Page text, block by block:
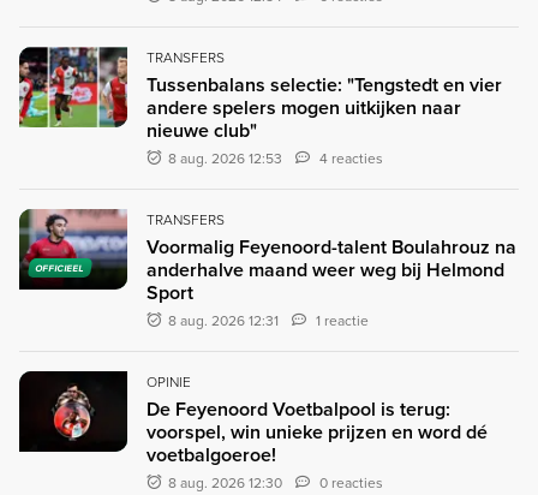
TRANSFERS
Tussenbalans selectie: "Tengstedt en vier
andere spelers mogen uitkijken naar
nieuwe club"
8 aug. 2026 12:53 4 reacties
OFFICIEEL
TRANSFERS
Voormalig Feyenoord-talent Boulahrouz na
anderhalve maand weer weg bij Helmond
Sport
8 aug. 2026 12:31 1 reactie
OPINIE
De Feyenoord Voetbalpool is terug:
voorspel, win unieke prijzen en word dé
voetbalgoeroe!
8 aug. 2026 12:30 0 reacties